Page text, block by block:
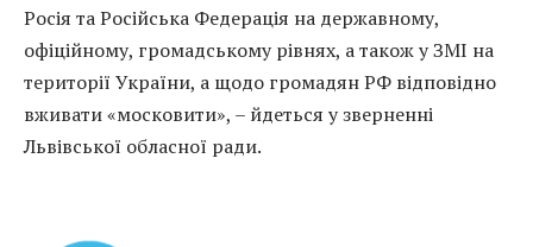
Росія та Російська Федерація на державному,
офіційному, громадському рівнях, а також у ЗМІ на
території України, а щодо громадян РФ відповідно
вживати «московити», – йдеться у зверненні
Львівської обласної ради.